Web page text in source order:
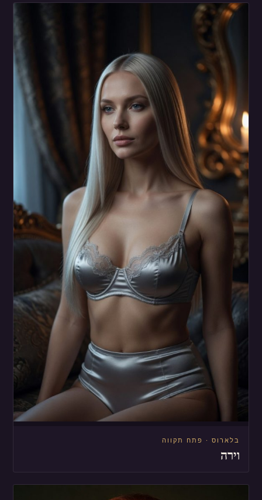
בלארוס · פתח תקווה
וירה